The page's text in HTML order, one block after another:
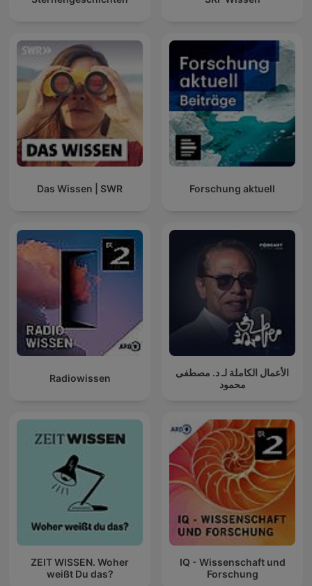
Das Wissen | SWR Forschung aktuell
Radiowissen
الأعمال الكاملة لـ د. مصطفى
محمود
ZEIT WISSEN. Woher
weißt Du das?
IQ - Wissenschaft und
Forschung